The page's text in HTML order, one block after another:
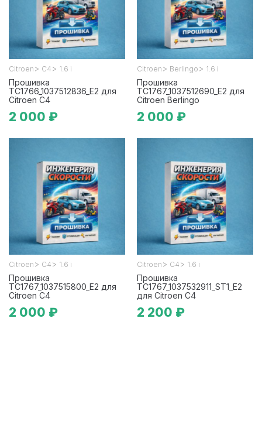
Citroen > C4 > 1.6 i
Прошивка
TC1766_1037512836_E2 для
Citroen C4
2 000 ₽
Citroen > Berlingo > 1.6 i
Прошивка
TC1767_1037512690_E2 для
Citroen Berlingo
2 000 ₽
Citroen > C4 > 1.6 i
Прошивка
TC1767_1037515800_E2 для
Citroen C4
2 000 ₽
Citroen > C4 > 1.6 i
Прошивка
TC1767_1037532911_ST1_E2
для Citroen C4
2 200 ₽